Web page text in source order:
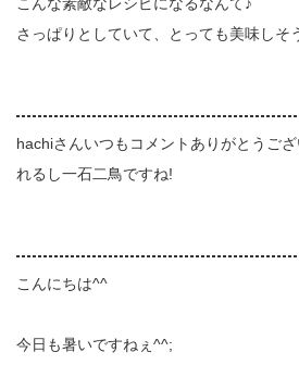
さっぱりとしていて、とっても美味しそ
hachiさんいつもコメントありがとうご
れるし一石二鳥ですね!
こんにちは^^
今日も暑いですねぇ^^;